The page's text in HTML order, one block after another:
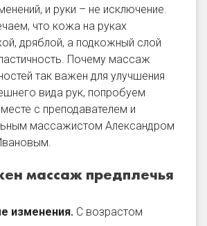
и руки – не исключение.
что кожа на руках
дряблой, а подкожный слой
Почему массаж
так важен для улучшения
вида рук, попробуем
с преподавателем и
массажистом Александром
массаж предплечья
изменения. С возрастом